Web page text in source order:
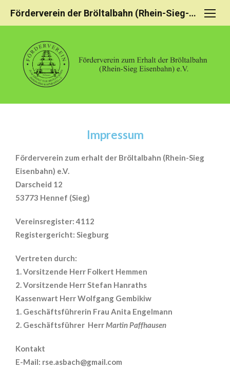
Förderverein der Bröltalbahn (Rhein-Sieg-Eisenbahn)
Impressum
Förderverein zum erhalt der Bröltalbahn (Rhein-Sieg
Eisenbahn) e.V.
Darscheid 12
53773 Hennef (Sieg)
Vereinsregister: 4112
Registergericht: Siegburg
Vertreten durch:
1. Vorsitzende Herr Folkert Hemmen
2. Vorsitzende Herr Stefan Hanraths
Kassenwart Herr Wolfgang Gembikiw
1. Geschäftsführerin Frau Anita Engelmann
2. Geschäftsführer HerrMartin Paffhausen
Kontakt
E-Mail: rse.asbach@gmail.com